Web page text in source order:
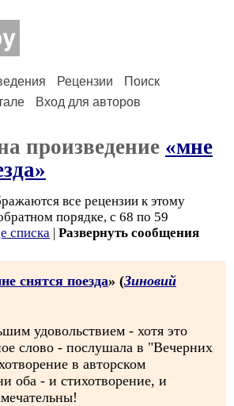
Рецензии
Поиск
Вход для авторов
произведение «мне
все рецензии к этому
порядке, с 68 по 59
списка | Развернуть сообщения
снятся поезда» (Зиновий
удовольствием - хотя это
слово - послушала в "Вечерних
в авторском
оба - и стихотворение, и